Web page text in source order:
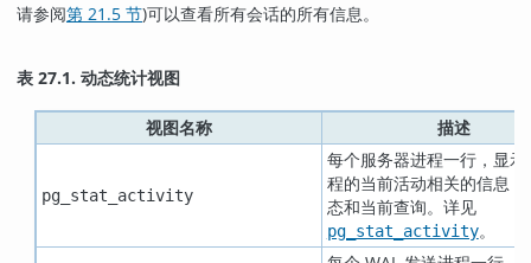
请参阅第 21.5 节)可以查看所有会话的所有信息。
表 27.1. 动态统计视图
视图名称 描述
pg_stat_activity
每个服务器进程一行，显示
程的当前活动相关的信息，
态和当前查询。详见
pg_stat_activity。